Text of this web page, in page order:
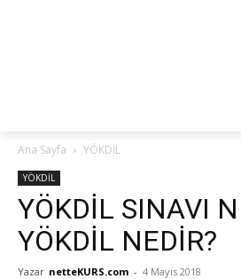
Ana Sayfa YÖKDİL
YÖKDİL
YÖKDİL SINAVI
YÖKDİL NEDİR?
Yazar netteKURS.com - 4 Mayıs 2018